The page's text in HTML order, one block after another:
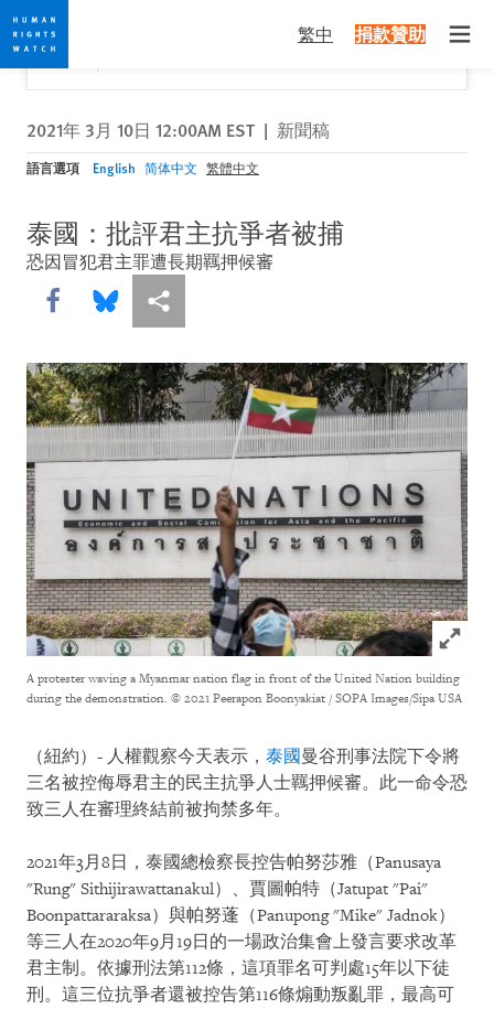
Skip
to
cookie
privacy
notice
Skip
to
main
content
繁中 捐款贊助
Would you like to read this page in English?
Yes
✕
2021年 3月 10日 12:00AM EST | 新聞稿
語言選項 English 简体中文 繁體中文
泰國：批評君主抗爭者被捕
恐因冒犯君主罪遭長期羈押候審
Share this via Facebook
Share this via Bluesky
More sharing options
Click to
A protester waving a Myanmar nation flag in front of the United Nation building
during the demonstration. © 2021 Peerapon Boonyakiat / SOPA Images/Sipa USA
（紐約）- 人權觀察今天表示， 泰國曼谷刑事法院下令將
三名被控侮辱君主的民主抗爭人士羈押候審。此一命令恐
致三人在審理終結前被拘禁多年。
2021年3月8日，泰國總檢察長控告帕努莎雅（Panusaya
"Rung" Sithijirawattanakul）、賈圖帕特（Jatupat "Pai"
Boonpattararaksa）與帕努蓬（Panupong "Mike" Jadnok）
等三人在2020年9月19日的一場政治集會上發言要求改革
君主制。依據刑法第112條，這項罪名可判處15年以下徒
刑。這三位抗爭者還被控告第116條煽動叛亂罪，最高可